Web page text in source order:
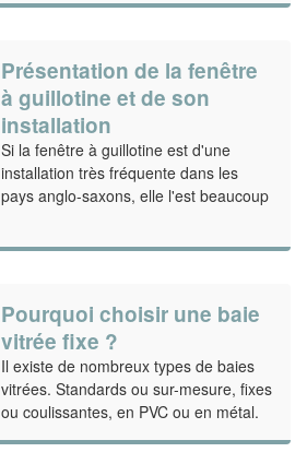
Présentation de la fenêtre
à guillotine et de son
installation
Si la fenêtre à guillotine est d'une
installation très fréquente dans les
pays anglo-saxons, elle l'est beaucoup
Pourquoi choisir une baie
vitrée fixe ?
Il existe de nombreux types de baies
vitrées. Standards ou sur-mesure, fixes
ou coulissantes, en PVC ou en métal.